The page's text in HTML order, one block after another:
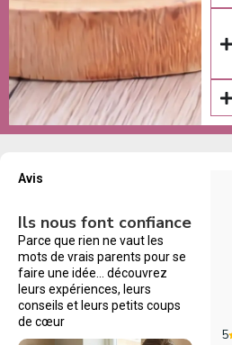
Avis
Ils nous font confiance
Parce que rien ne vaut les
mots de vrais parents pour se
faire une idée… découvrez
leurs expériences, leurs
conseils et leurs petits coups
de cœur
5